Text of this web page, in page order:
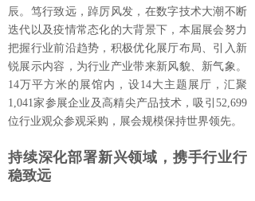
辰。笃行致远，踔厉风发，在数字技术大潮不断
迭代以及疫情常态化的大背景下，本届展会努力
把握行业前沿趋势，积极优化展厅布局、引入新
锐展示内容，为行业产业带来新风貌、新气象。
14万平方米的展馆内，设14大主题展厅，汇聚
1,041家参展企业及高精尖产品技术，吸引52,699
位行业观众参观采购，展会规模保持世界领先。
持续深化部署新兴领域，携手行业行
稳致远